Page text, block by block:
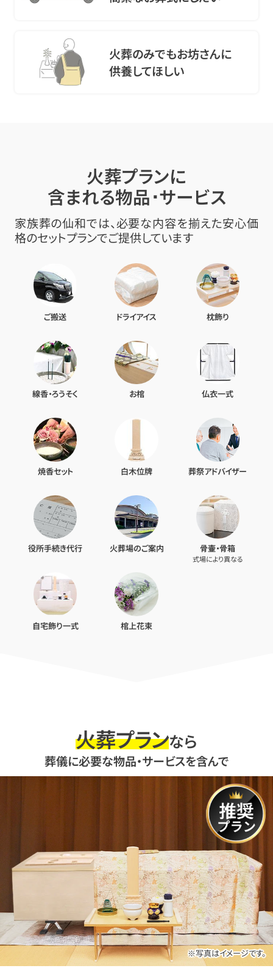
火葬のみでもお坊さんに
供養してほしい
火葬プランに
含まれる物品･サービス
家族葬の仙和では、必要な内容を揃えた安心価
格のセットプランでご提供しています
ご搬送 ドライアイス 枕飾り
線香・ろうそく お棺 仏衣一式
焼香セット 白木位牌 葬祭アドバイザー
役所手続き代行 火葬場のご案内 骨壷・骨箱
式場により異なる
自宅飾り一式 棺上花束
火葬プランなら
葬儀に必要な物品・サービスを含んで
※写真はイメージです。